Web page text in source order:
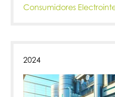
Consumidores
2024